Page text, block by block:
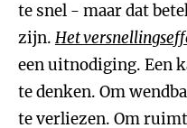
te snel - maar dat
zijn. Het
een uitnodiging. Een
te denken. Om
te verliezen. Om